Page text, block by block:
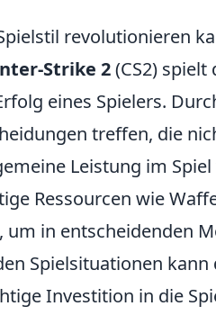
revolutionieren
Strike 2(CS2)
eines Spielers.
treffen, die
Leistung im
Ressourcen wie
um in entscheidenden
Spielsituationen
Investition in die